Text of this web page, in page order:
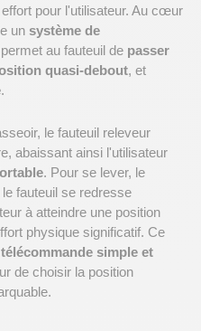
pour l'utilisateur. Au cœur
un système de
au fauteuil de passer
quasi-debout, et
.
le fauteuil releveur
abaissant ainsi l'utilisateur
. Pour se lever, le
fauteuil se redresse
à atteindre une position
physique significatif. Ce
télécommande simple et
de choisir la position